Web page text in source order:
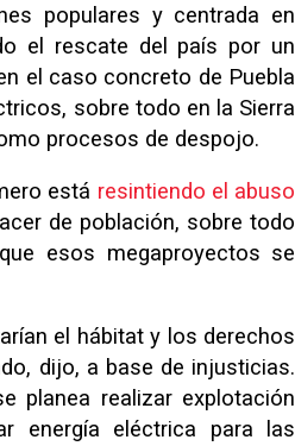
populares y centrada en
el rescate del país por un
el caso concreto de Puebla
sobre todo en la Sierra
procesos de despojo.
está resintiendo el abuso
de población, sobre todo
esos megaproyectos se
el hábitat y los derechos
dijo, a base de injusticias.
planea realizar explotación
energía eléctrica para las